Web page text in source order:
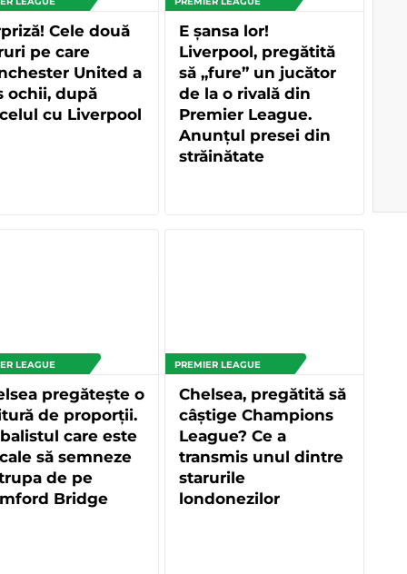
Cele două
pe care
United a
ochii, după
cu Liverpool
E șansa lor!
Liverpool, pregătită
să „fure” un jucător
de la o rivală din
Premier League.
Anunțul presei din
străinătate
LEAGUE
pregătește o
de proporții.
care este
să semneze
de pe
Bridge
PREMIER LEAGUE
Chelsea, pregătită să
câștige Champions
League? Ce a
transmis unul dintre
starurile
londonezilor